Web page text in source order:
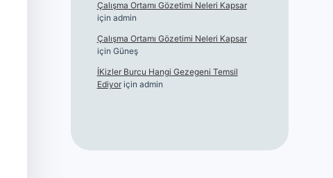
Çalışma Ortamı Gözetimi Neleri Kapsar
için admin
Çalışma Ortamı Gözetimi Neleri Kapsar
için Güneş
İKizler Burcu Hangi Gezegeni Temsil
Ediyoriçin admin